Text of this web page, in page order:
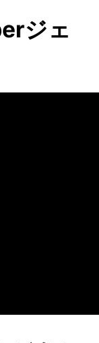
ジェ